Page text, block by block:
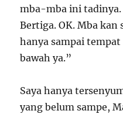
mba-mba ini tadinya.
Bertiga. OK. Mba kan
hanya sampai
bawah ya.”
Saya hanya
yang belum sampe,